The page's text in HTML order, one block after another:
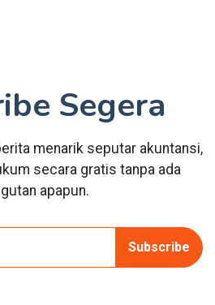
Segera
menarik seputar akuntansi,
secara gratis tanpa ada
apapun.
Subscribe